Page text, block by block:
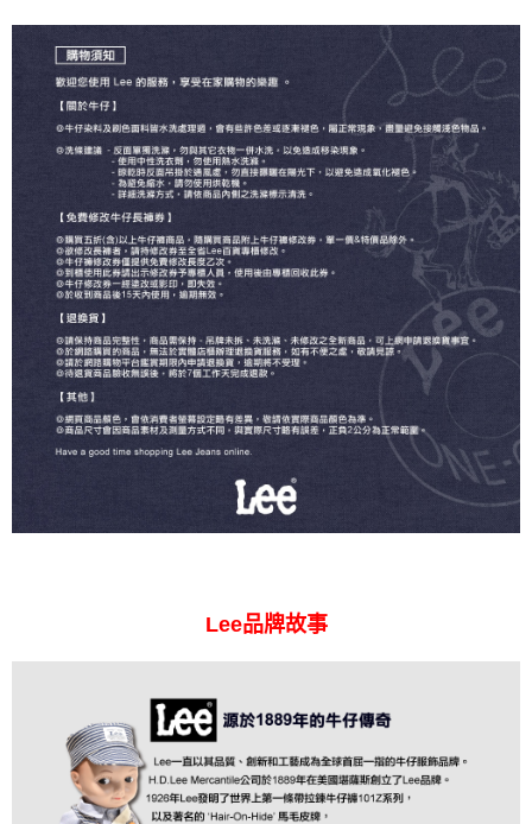
Lee品牌故事